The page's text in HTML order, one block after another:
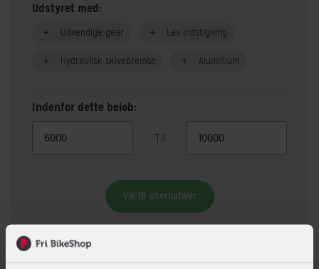
Udstyret med:
Udvendige gear Lav indstigning
Hydraulisk skivebremse Aluminium
Indenfor dette beløb:
Til
Vis 18 alternativer
Beskrivelse